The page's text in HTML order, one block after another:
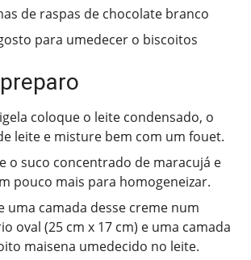
de raspas de chocolate branco
para umedecer o biscoitos
coloque o leite condensado, o
leite e misture bem com um fouet.
o suco concentrado de maracujá e
pouco mais para homogeneizar.
uma camada desse creme num
oval (25 cm x 17 cm) e uma camada
maisena umedecido no leite.